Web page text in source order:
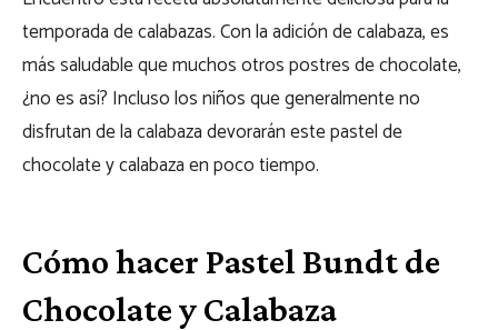
temporada de calabazas. Con la adición de calabaza, es
más saludable que muchos otros postres de chocolate,
¿no es así? Incluso los niños que generalmente no
disfrutan de la calabaza devorarán este pastel de
chocolate y calabaza en poco tiempo.
Cómo hacer Pastel Bundt de
Chocolate y Calabaza